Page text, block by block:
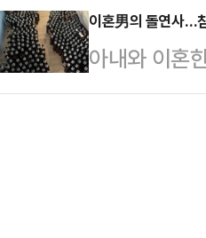
던 것 같다"
사죄의 말씀
도 한없이
일고 있다
5일 바이(여
간쑤성의 저
이혼男의 돌연사…
아내와 이혼
가 넘는 맥주